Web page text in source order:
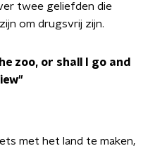
twee geliefden die
om drugsvrij zijn.
zoo, or shall I go and
met het land te maken,